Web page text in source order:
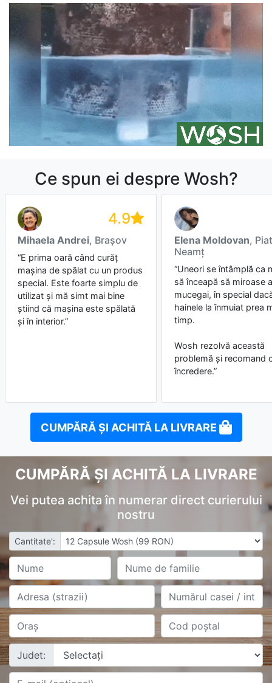
Ce spun ei despre Wosh?
4.9
Mihaela Andrei, Braşov
“E prima oară când curăț
mașina de spălat cu un produs
special. Este foarte simplu de
utilizat și mă simt mai bine
știind că mașina este spălată
și în interior.”
Elena Moldovan,
Neamţ
“Uneori se întâmplă ca
să înceapă să miroase a
mucegai, în special
hainele la înmuiat prea
timp.
Wosh rezolvă această
problemă și recomand
încredere.”
CUMPĂRĂ ȘI ACHITĂ LA LIVRARE
CUMPĂRĂ ȘI ACHITĂ LA LIVRARE
Vei putea achita în numerar direct curierului
nostru
Cantitate':
Judet: